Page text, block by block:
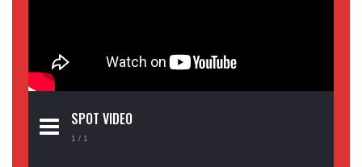
SPOT VIDEO
1 / 1